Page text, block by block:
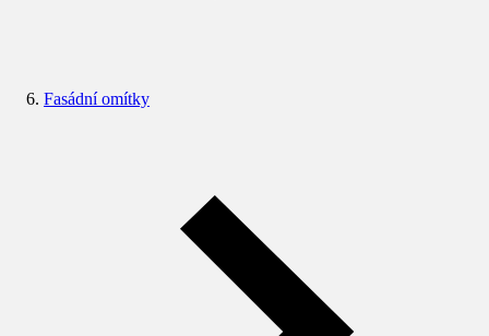
Fasádní omítky